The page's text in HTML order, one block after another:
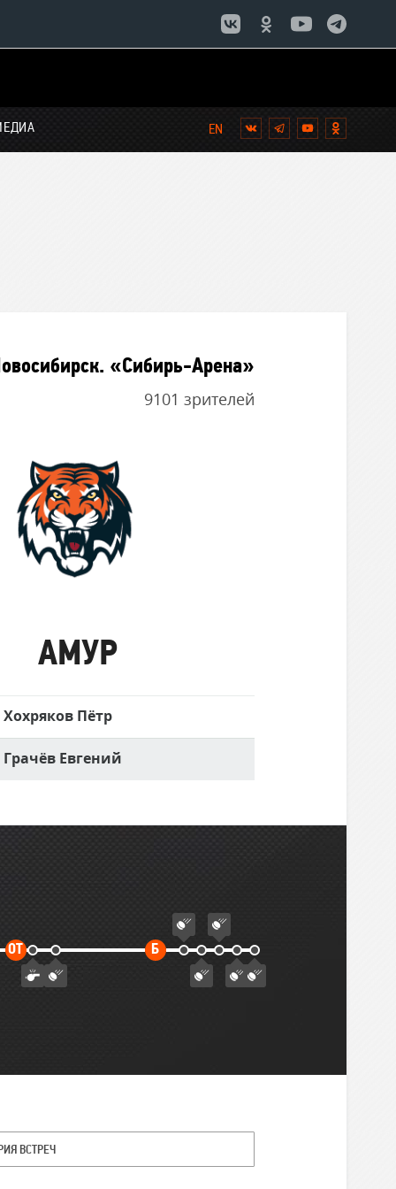
Вконтакте
Telegram
YouTube
«Сибирь-Арена»
9101 зрителей
Амур
АМУР
Хохряков Пётр
Грачёв Евгений
ОТДополнительное
время
ББуллиты
ВСТРЕЧ